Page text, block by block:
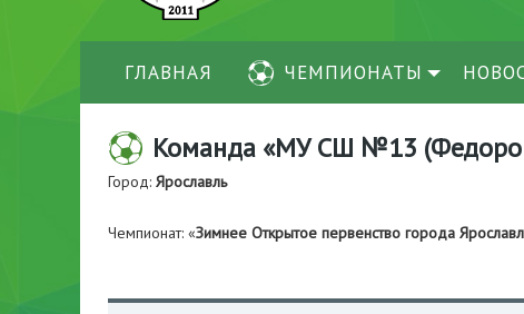
ГЛАВНАЯ ЧЕМПИОНАТЫ
Команда «МУ СШ №13
Город: Ярославль
Чемпионат: «Зимнее Открытое первенство города